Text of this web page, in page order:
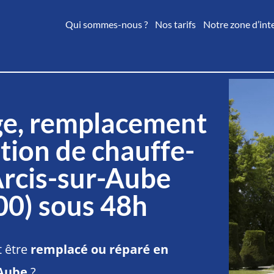
Qui sommes-nous ? Nos tarifs Notre zone
remplacement
de chauffe-
sur-Aube
sous 48h
être remplacé ou réparé en